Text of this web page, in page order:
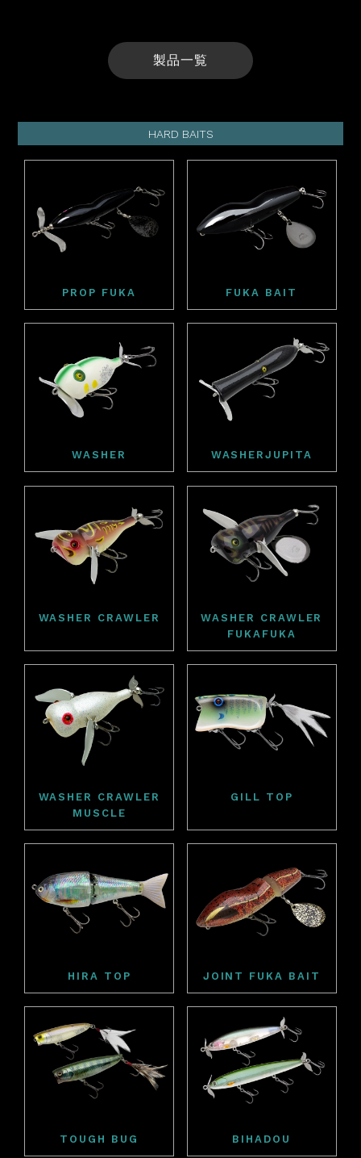
製品一覧
HARD BAITS
PROP FUKA FUKA BAIT
WASHER WASHERJUPITA
WASHER CRAWLER
WASHER CRAWLER
FUKAFUKA
WASHER CRAWLER
MUSCLE
GILL TOP
HIRA TOP JOINT FUKA BAIT
TOUGH BUG BIHADOU